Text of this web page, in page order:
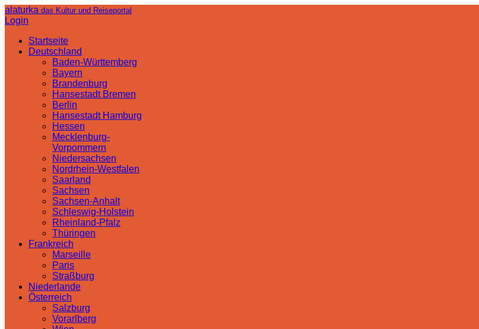
alaturka das Kultur und Reiseportal
Login
Startseite
Deutschland
Baden-Württemberg
Bayern
Brandenburg
Hansestadt Bremen
Berlin
Hansestadt Hamburg
Hessen
Mecklenburg-
Vorpommern
Niedersachsen
Nordrhein-Westfalen
Saarland
Sachsen
Sachsen-Anhalt
Schleswig-Holstein
Rheinland-Pfalz
Thüringen
Frankreich
Marseille
Paris
Straßburg
Niederlande
Österreich
Salzburg
Vorarlberg